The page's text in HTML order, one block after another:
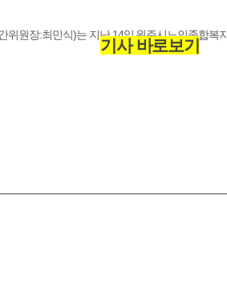
위원장:최민식)는 지난 14일 원주시노인종합
기사 바로보기